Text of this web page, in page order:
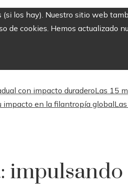
los hay). Nuestro sitio web
de cookies. Hemos actualizado
con impacto duraderoLas 15
impacto en la filantropía global
impulsando